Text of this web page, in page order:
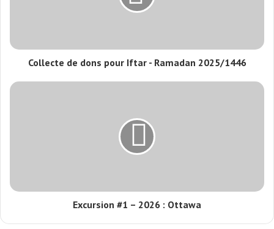
Collecte de dons pour Iftar - Ramadan 2025/1446
Excursion #1 – 2026 : Ottawa